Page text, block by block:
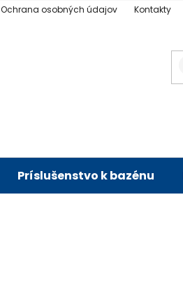
Ochrana osobných údajov Kontakty
Príslušenstvo k bazénu